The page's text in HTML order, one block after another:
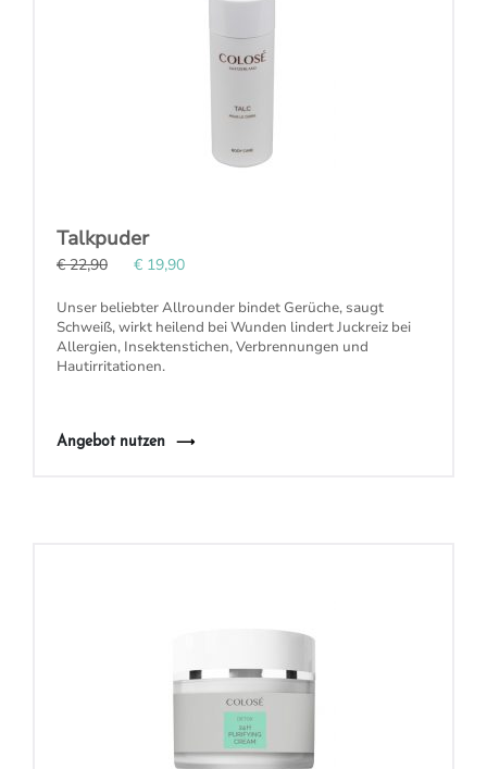
Talkpuder
€ 22,90 € 19,90
Unser beliebterAllrounder bindet Gerüche, saugt
Schweiß, wirkt heilend bei Wunden lindert Juckreiz bei
Allergien, Insektenstichen, Verbrennungen und
Hautirritationen.
Angebot nutzen